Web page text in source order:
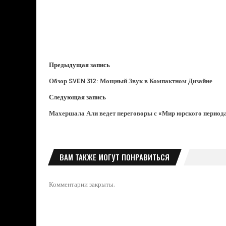
Предыдущая запись
Обзор SVEN 312: Мощный Звук в Компактном Дизайне
Следующая запись
Махершала Али ведет переговоры с «Мир юрского
ВАМ ТАКЖЕ МОГУТ ПОНРАВИТЬСЯ
Комментарии закрыты.